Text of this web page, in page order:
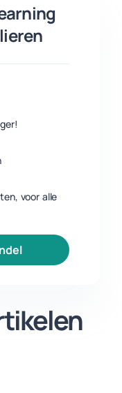
voor alle